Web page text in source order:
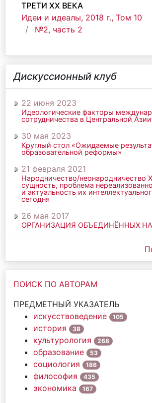
ТРЕТИ ХХ ВЕКА
Идеи и идеалы, 2018 г., Том 10
№2, часть 2
Дискуссионный клуб
22 июня 2023
Идеологические факторы
сотрудничества в Центральной Азии
30 мая 2023
Круглый стол «Ожидаемые
образовательной реформы»
21 февраля 2021
Народничество/неонародничество
сущность, проблема
и актуальность их
сегодня
26 мая 2017
ОРГАНИЗАЦИЯ ОБЪЕДИНЁННЫХ
ПОИСК ПО АВТОРАМ
ПРЕДМЕТНЫЙ УКАЗАТЕЛЬ
искусствоведение
105
история 38
культурология 268
образование 53
социология 186
философия 435
экономика 167